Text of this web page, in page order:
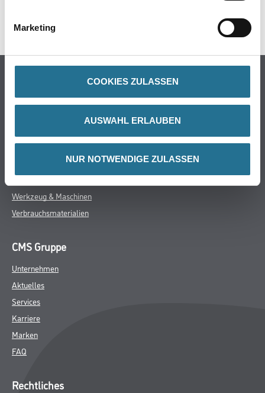
Marketing
COOKIES ZULASSEN
AUSWAHL ERLAUBEN
NUR NOTWENDIGE ZULASSEN
GEFAHRENHINWEISE
Farbe
Putze- und Spachtelmassen
Werkzeug & Maschinen
Verbrauchsmaterialien
CMS Gruppe
Unternehmen
Aktuelles
Services
Karriere
Marken
FAQ
Rechtliches